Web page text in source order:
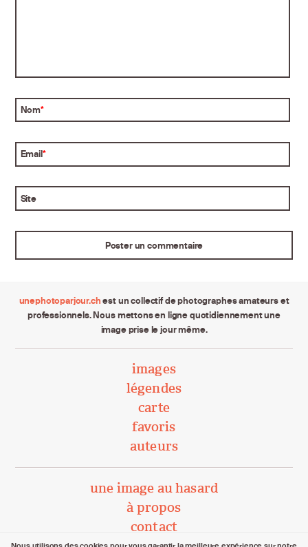
Nom*
Email*
Site
unephotoparjour.chest un collectif de photographes amateurs et
professionnels. Nous mettons en ligne quotidiennement une
image prise le jour même.
images
légendes
carte
favoris
auteurs
une image au hasard
à propos
contact